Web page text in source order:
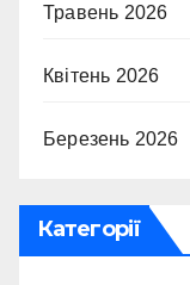
Травень 2026
Квітень 2026
Березень 2026
Категорії